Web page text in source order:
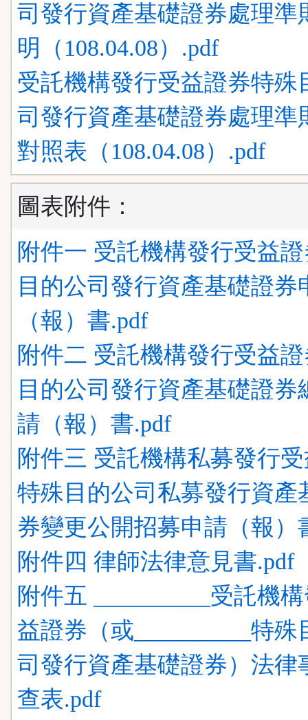
司發行資產基礎證券處理準
明（108.04.08）.pdf
受託機構發行受益證券特殊
司發行資產基礎證券處理準
對照表（108.04.08）.pdf
圖表附件：
附件一 受託機構發行受益
目的公司發行資產基礎證券
（報）書.pdf
附件二 受託機構發行受益
目的公司發行資產基礎證券
請（報）書.pdf
附件三 受託機構私募發行
特殊目的公司私募發行資產
券變更公開招募申請（報）
附件四 律師法律意見書.pdf
附件五 __________受託機
益證券（或__________特殊
司發行資產基礎證券）法律
查表.pdf